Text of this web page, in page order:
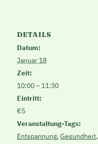
DETAILS
Datum:
Januar 18
Zeit:
10:00 – 11:30
Eintritt:
€5
Veranstaltung-Tags:
Entspannung, Gesundheit,